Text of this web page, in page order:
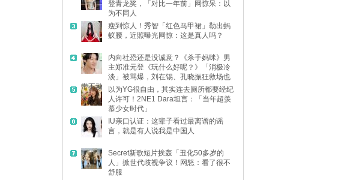
登青龙奖，「对比一年前」网惊呆：以
为不同人
瘦到惊人！秀智「红色马甲裙」勒出蚂
蚁腰，近照曝光网惊：这是真人吗？
内向社恐还是没诚意？《杀手妈咪》男
主郑准元登《玩什么好呢？》「消极冷
淡」被骂爆，刘在锡、孔晓振狂救场也
带不动
以为YG很自由，其实连去厕所都要经纪
人许可！2NE1 Dara坦言：「当年超羡
慕少女时代」
IU亲口认证：这辈子看过最离谱的谣
言，就是有人说我是中国人
Secret新歌短片挨轰「丑化50多岁的
人」掀世代歧视争议！网怒：看了很不
舒服